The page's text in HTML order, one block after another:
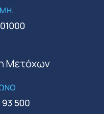
Μετόχων
93 500